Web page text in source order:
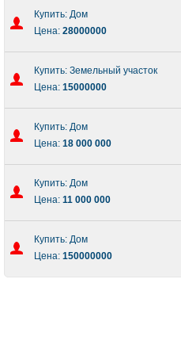
Купить: Дом
Цена: 28000000
Купить: Земельный участок
Цена: 15000000
Купить: Дом
Цена: 18 000 000
Купить: Дом
Цена: 11 000 000
Купить: Дом
Цена: 150000000